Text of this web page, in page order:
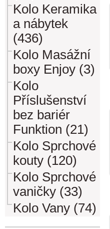
Kolo Keramika
a nábytek
(436)
Kolo Masážní
boxy Enjoy (3)
Kolo
Příslušenství
bez bariér
Funktion (21)
Kolo Sprchové
kouty (120)
Kolo Sprchové
vaničky (33)
Kolo Vany (74)